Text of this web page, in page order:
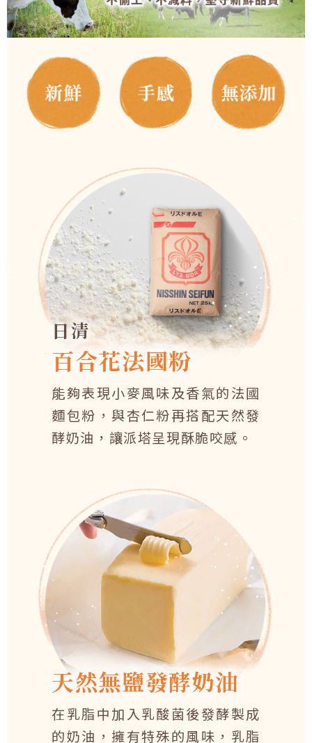
日清
百合花法國粉
能夠表現小麥風味及香氣的法國
麵包粉，與杏仁粉再搭配天然發
酵奶油，讓派塔呈現酥脆咬感。
天然無鹽發酵奶油
在乳脂中加入乳酸菌後發酵製成
的奶油，擁有特殊的風味，乳脂